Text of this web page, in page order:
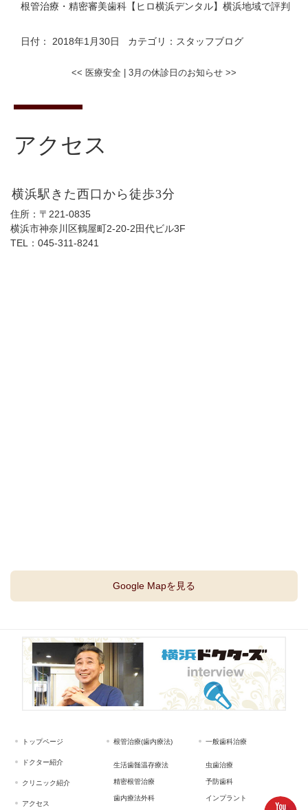
根管治療・精密審美歯科【ヒロ横浜デンタル】横浜地域で評判
日付： 2018年1月30日 カテゴリ： スタッフブログ
<< 医療安全 3月の休診日のお知らせ >>
アクセス
横浜駅きた西口から徒歩3分
住所：〒221-0835
横浜市神奈川区鶴屋町2-20-2田代ビル3F
TEL： 045-311-8241
Google Mapを見る
トップページ
ドクター紹介
クリニック紹介
アクセス
根管治療(歯内療法)
生活歯髄温存療法
精密根管治療
歯内療法外科
一般歯科治療
虫歯治療
予防歯科
インプラント